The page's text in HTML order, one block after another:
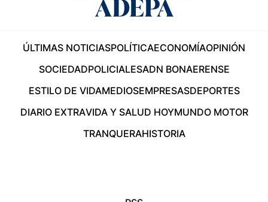
ÚLTIMAS NOTICIASPOLÍTICAECONOMÍAOPINIÓN
SOCIEDADPOLICIALESADN BONAERENSE
ESTILO DE VIDAMEDIOSEMPRESASDEPORTES
DIARIO EXTRAVIDA Y SALUD HOYMUNDO MOTOR
TRANQUERAHISTORIA